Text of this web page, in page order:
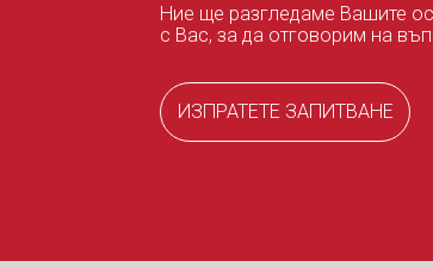
Ние ще разгледаме Вашите
с Вас, за да отговорим на
ИЗПРАТЕТЕ ЗАПИТВАНЕ